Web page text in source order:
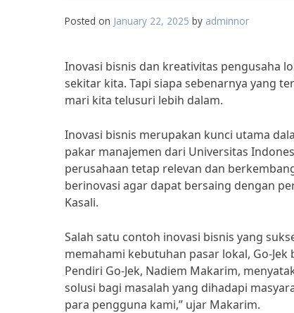
Posted on January 22, 2025 by adminnor
Inovasi bisnis dan kreativitas pengusaha
sekitar kita. Tapi siapa sebenarnya yang
mari kita telusuri lebih dalam.
Inovasi bisnis merupakan kunci utama
pakar manajemen dari Universitas
perusahaan tetap relevan dan
berinovasi agar dapat bersaing dengan
Kasali.
Salah satu contoh inovasi bisnis yang
memahami kebutuhan pasar lokal, Go-
Pendiri Go-Jek, Nadiem Makarim,
solusi bagi masalah yang dihadapi
para pengguna kami,” ujar Makarim.